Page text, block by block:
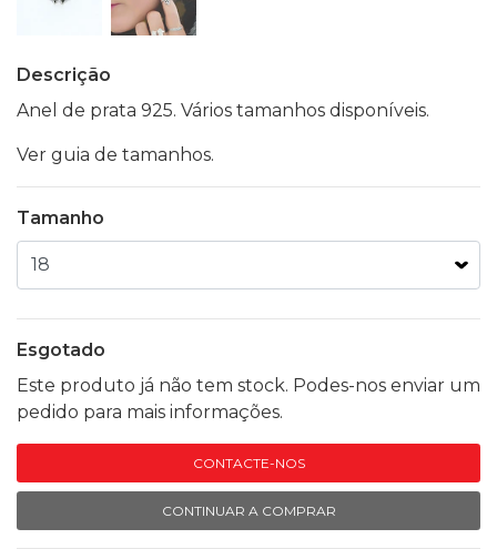
Descrição
Anel de prata 925. Vários tamanhos disponíveis.
Ver guia de tamanhos.
Tamanho
Esgotado
Este produto já não tem stock. Podes-nos enviar um
pedido para mais informações.
CONTACTE-NOS
CONTINUAR A COMPRAR